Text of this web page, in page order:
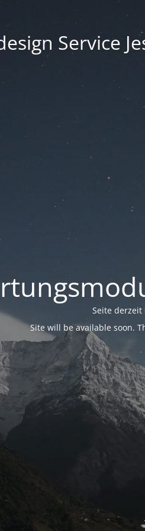
Service
Seite derzeit
Site will be available soon.